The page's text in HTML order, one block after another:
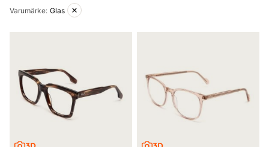
Aktiva filter
Varumärke: Glas